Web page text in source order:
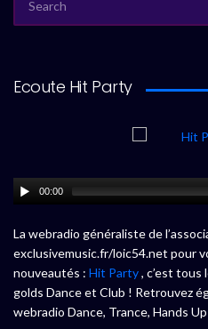
FOR:
Ecoute Hit Party
00:00
La webradio généraliste de
exclusivemusic.fr/loic54.net pour
nouveautés : Hit Party, c’est tous
golds Dance et Club ! Retrouvez
webradio Dance, Trance, Hands